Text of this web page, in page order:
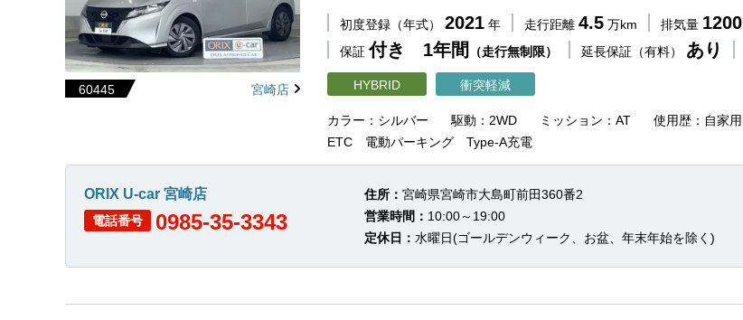
60445 宮崎店
初度登録（年式） 2021 年 走行距離 4.5 万km 排気量 1200
保証付き 1年間 （走行無制限） 延長保証（有料） あり
HYBRID 衝突軽減
カラー：シルバー 駆動：2WD ミッション：AT
使用歴：自家用
ETC 電動パーキング Type-A充電
ORIX U-car 宮崎店
電話番号 0985-35-3343
住所： 宮崎県宮崎市大島町前田360番2
営業時間： 10:00～19:00
定休日： 水曜日(ゴールデンウィーク、お盆、年末年始を除く)